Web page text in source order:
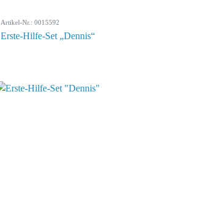
Artikel-Nr.: 0015592
Erste-Hilfe-Set „Dennis“